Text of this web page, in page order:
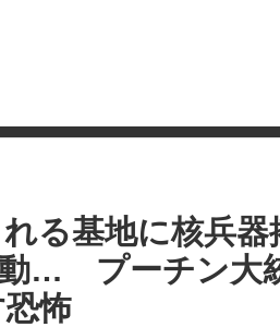
レイアウトが崩れたりする場合がありま
る基地に核兵器
動… プーチン大
怖